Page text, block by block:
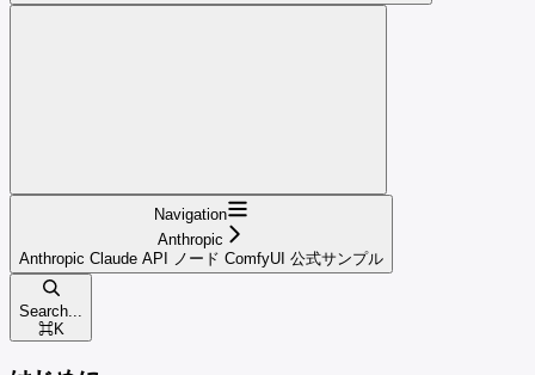
Navigation
Anthropic
Anthropic Claude API ノード ComfyUI 公式サンプル
Search...
⌘K